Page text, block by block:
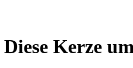
Diese Kerze